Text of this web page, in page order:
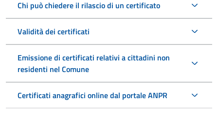
Chi può chiedere il rilascio di un certificato
Validità dei certificati
Emissione di certificati relativi a cittadini non
residenti nel Comune
Certificati anagrafici online dal portale ANPR